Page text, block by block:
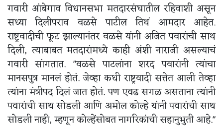
गवारी आंबेगाव विधानसभा मतदारसंघातील रहिवाशी असून
सध्या दिलीपराव वळसे पाटील तिथं आमदार आहेत.
राष्ट्रवादीची फूट झाल्यानंतर वळसे यांनी अजित पवारांची साथ
दिली, त्याबाबत मतदारांमध्ये काही अंशी नाराजी असल्याचं
गवारी सांगतात. "वळसे पाटलांना शरद पवारांनी त्यांचा
मानसपुत्र मानलं होतं. जेव्हा कधी राष्ट्रवादी सत्तेत आली तेव्हा
त्यांना मंत्रीपद दिलं जात होतं. पण एवढ सगळ असताना त्यांनी
पवारांची साथ सोडली आणि अमोल कोल्हे यांनी पवारांची साथ
सोडली नाही, म्हणून कोल्हेंसोबत नागरिकांची सहानुभुती आहे."